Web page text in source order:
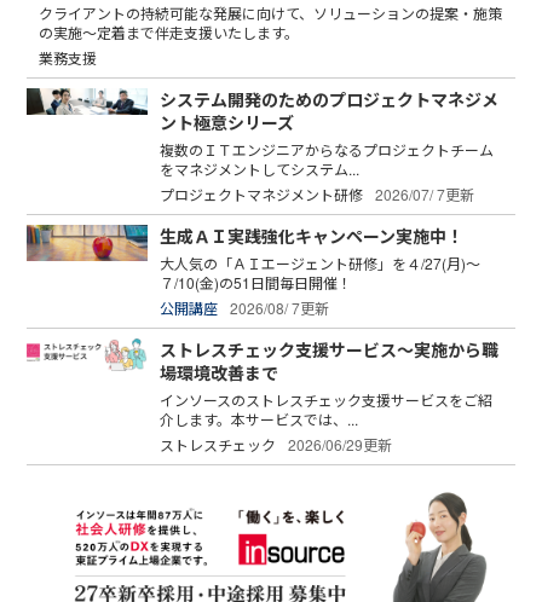
クライアントの持続可能な発展に向けて、ソリューションの提案・施策
の実施～定着まで伴走支援いたします。
業務支援
システム開発のためのプロジェクトマネジメ
ント極意シリーズ
複数のＩＴエンジニアからなるプロジェクトチーム
をマネジメントしてシステム...
プロジェクトマネジメント研修 2026/07/ 7更新
生成ＡＩ実践強化キャンペーン実施中！
大人気の「ＡＩエージェント研修」を４/27(月)～
７/10(金)の51日間毎日開催！
公開講座 2026/08/ 7更新
ストレスチェック支援サービス～実施から職
場環境改善まで
インソースのストレスチェック支援サービスをご紹
介します。本サービスでは、...
ストレスチェック
2026/06/29更新